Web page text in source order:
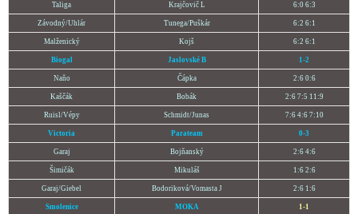
Taliga Krajčovič L 6:0 6:3
Závodný/Uhlár Tunega/Puškár 6:2 6:1
Malženický Kojš 6:2 6:1
Biogal Jaslovské B 1-2
Naňo Čápka 2:6 0:6
Kaščák Bobák 2:6 7:5 11:9
Ruisl/Vépy Schmidt/Junas 7:6 4:6 7:10
Victoria Parateam 0-3
Garaj Bojňanský 2:6 4:6
Šimičák Mikuláš 1:6 2:6
Garaj/Giebel Bodoriková/Vomasta J 2:6 1:6
Smolenice MOKA 1-1